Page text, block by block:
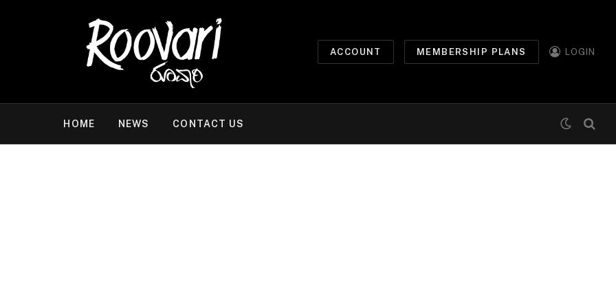
ACCOUNT MEMBERSHIP PLANS LOGIN
HOME NEWS CONTACT US